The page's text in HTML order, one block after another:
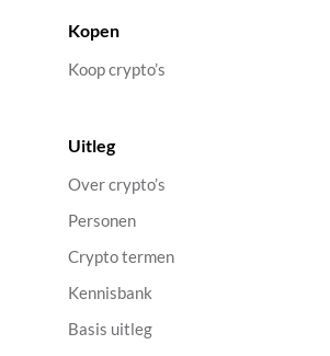
Kopen
Koop crypto’s
Uitleg
Over crypto’s
Personen
Crypto termen
Kennisbank
Basis uitleg